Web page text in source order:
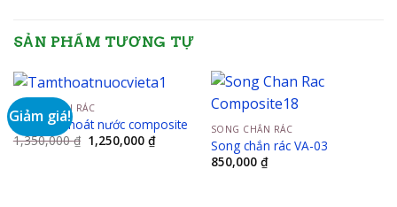
SẢN PHẨM TƯƠNG TỰ
Giảm giá!
SONG CHẮN RÁC
Bán tấm thoát nước composite
1,350,000₫ Giá
gốc
1,250,000 ₫Giá
hiện
SONG CHẮN RÁC
Song chắn rác VA-03
850,000 ₫